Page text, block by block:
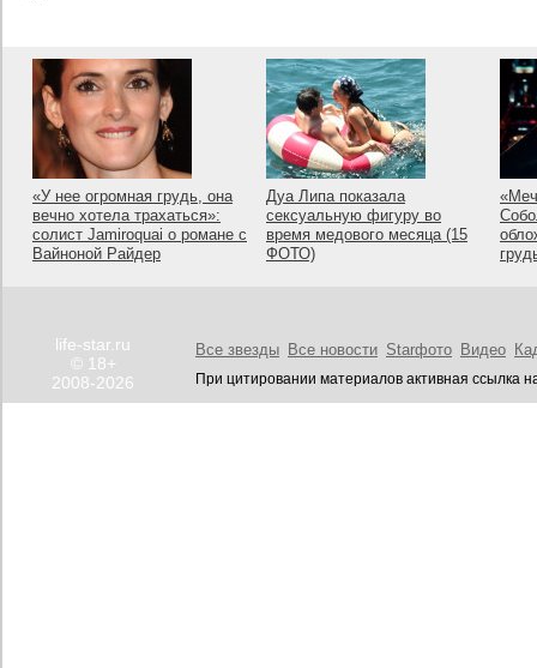
«У нее огромная грудь, она
вечно хотела трахаться»:
солист Jamiroquai о романе с
Вайноной Райдер
Дуа Липа показала
сексуальную фигуру во
время медового месяца (15
ФОТО)
life-star.ru
© 18+
2008-2026
Все звезды Все новости Starфото Видео
При цитировании материалов активная ссылка